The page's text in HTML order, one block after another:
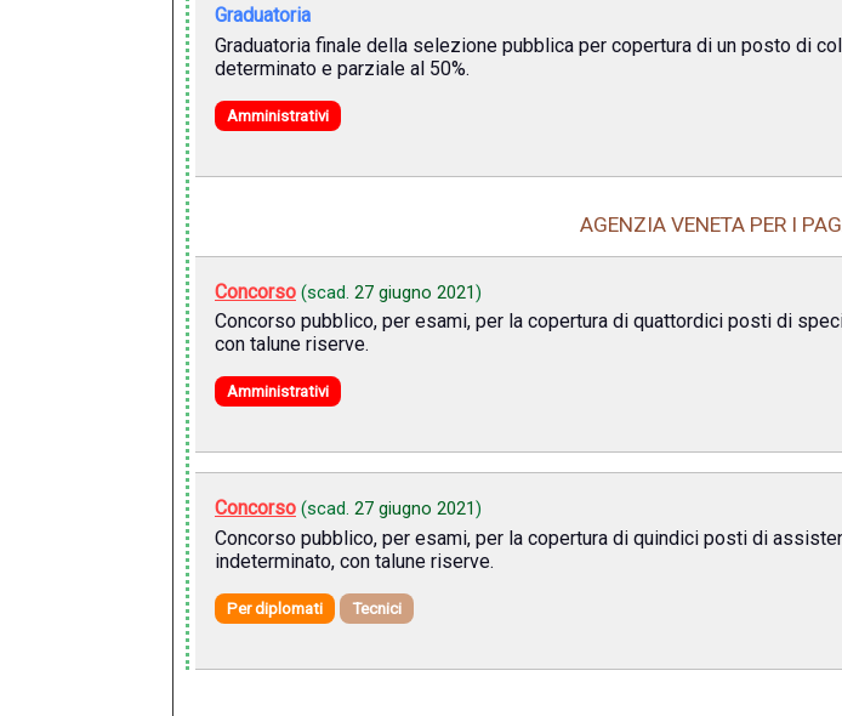
Graduatoria
Graduatoria finale della selezione pubblica per copertura di un posto di
determinato e parziale al 50%.
Amministrativi
AGENZIA VENETA PER I
Concorso (scad. 27 giugno 2021)
Concorso pubblico, per esami, per la copertura di quattordici posti di
con talune riserve.
Amministrativi
Concorso (scad. 27 giugno 2021)
Concorso pubblico, per esami, per la copertura di quindici posti di
indeterminato, con talune riserve.
Per diplomati Tecnici